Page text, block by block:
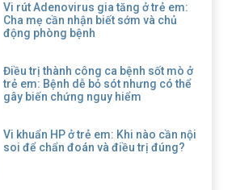
Vi rút Adenovirus gia tăng ở trẻ em:
Cha mẹ cần nhận biết sớm và chủ
động phòng bệnh
Điều trị thành công ca bệnh sốt mò ở
trẻ em: Bệnh dễ bỏ sót nhưng có thể
gây biến chứng nguy hiểm
Vi khuẩn HP ở trẻ em: Khi nào cần nội
soi để chẩn đoán và điều trị đúng?